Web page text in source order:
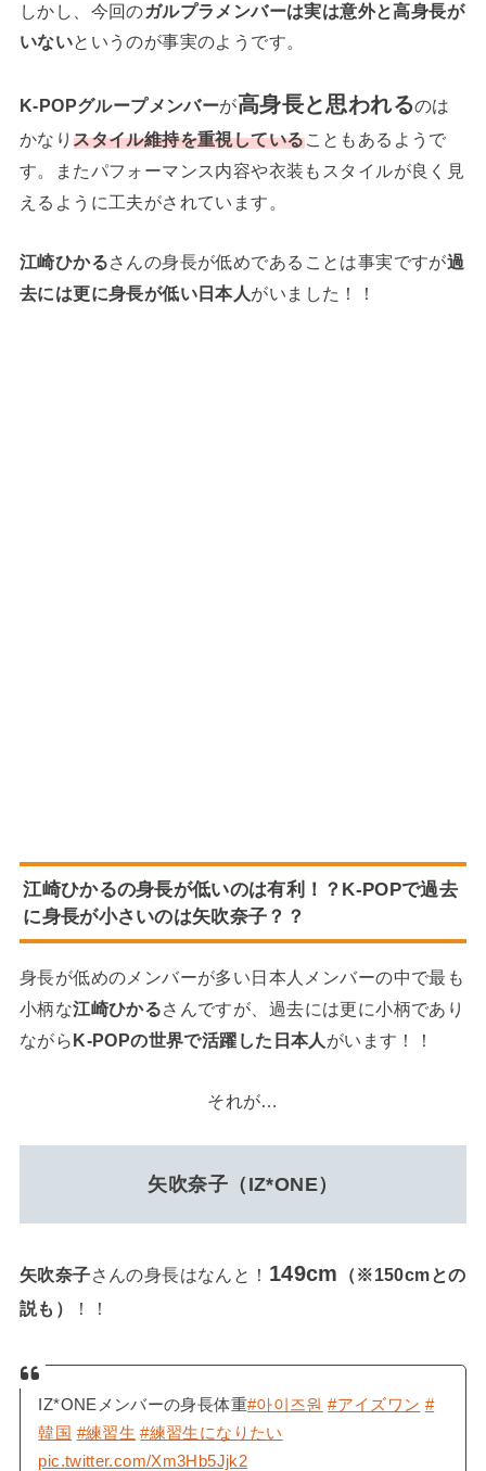
しかし、今回のガルプラメンバーは実は意外と高身長が
いないというのが事実のようです。
K-POPグループメンバーが高身長と思われるのは
かなり スタイル維持を重視していることもあるようで
す。またパフォーマンス内容や衣装もスタイルが良く見
えるように工夫がされています。
江崎ひかるさんの身長が低めであることは事実ですが過
去には更に身長が低い日本人がいました！！
江崎ひかるの身長が低いのは有利！？K-POPで過去
に身長が小さいのは矢吹奈子？？
身長が低めのメンバーが多い日本人メンバーの中で最も
小柄な江崎ひかるさんですが、過去には更に小柄であり
ながら K-POPの世界で活躍した日本人 がいます！！
それが…
矢吹奈子（IZ*ONE）
矢吹奈子さんの身長はなんと！ 149cm （※150cmとの
説も）
！！
IZ*ONEメンバーの身長体重#아이즈원 #アイズワン #
韓国 #練習生 #練習生になりたい
pic.twitter.com/Xm3Hb5Jjk2